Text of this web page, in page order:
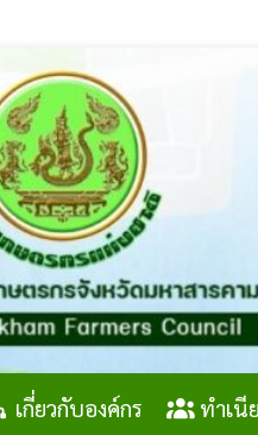
เกี่ยวกับองค์กร ทำเนี